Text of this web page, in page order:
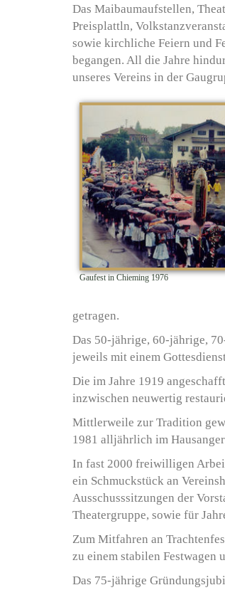
Das Maibaumaufstellen,
Preisplattln,
sowie kirchliche Feiern und
begangen. All die Jahre
unseres Vereins in der
Gaufest in Chieming 1976
getragen.
Das 50-jährige, 60-jährige,
jeweils mit einem
Die im Jahre 1919
inzwischen neuwertig
Mittlerweile zur Tradition
1981 alljährlich im
In fast 2000 freiwilligen
ein Schmuckstück an
Ausschusssitzungen der
Theatergruppe, sowie für
Zum Mitfahren an
zu einem stabilen Festwagen
Das 75-jährige